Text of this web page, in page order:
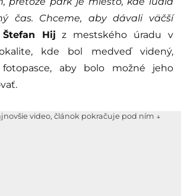
čas. Chceme, aby dávali väčší
Štefan Hij z mestského úradu v
kde bol medveď videný,
aby bolo možné jeho
video, článok pokračuje pod ním ↓